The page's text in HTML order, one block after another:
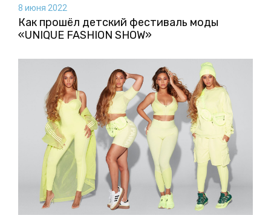
8 июня 2022
Как прошёл детский фестиваль моды
«UNIQUE FASHION SHOW»